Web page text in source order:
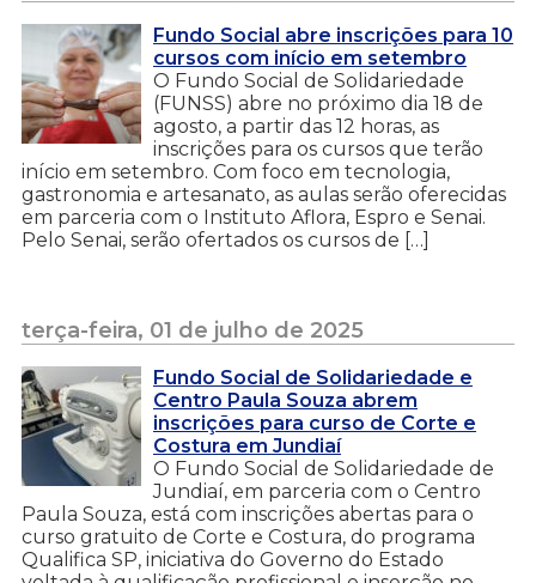
Fundo Social abre inscrições para 10
cursos com início em setembro
O Fundo Social de Solidariedade
(FUNSS) abre no próximo dia 18 de
agosto, a partir das 12 horas, as
inscrições para os cursos que terão
início em setembro. Com foco em tecnologia,
gastronomia e artesanato, as aulas serão oferecidas
em parceria com o Instituto Aflora, Espro e Senai.
Pelo Senai, serão ofertados os cursos de […]
terça-feira, 01 de julho de 2025
Fundo Social de Solidariedade e
Centro Paula Souza abrem
inscrições para curso de Corte e
Costura em Jundiaí
O Fundo Social de Solidariedade de
Jundiaí, em parceria com o Centro
Paula Souza, está com inscrições abertas para o
curso gratuito de Corte e Costura, do programa
Qualifica SP, iniciativa do Governo do Estado